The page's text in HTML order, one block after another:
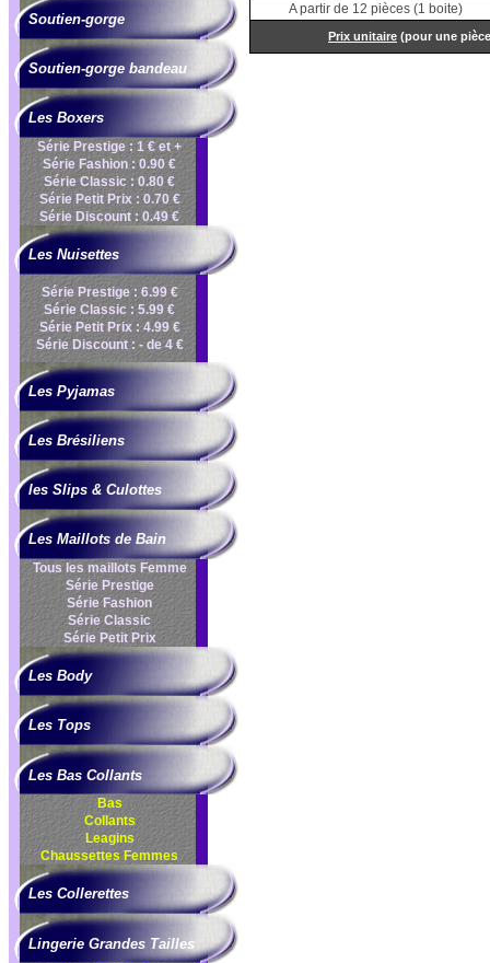
Soutien-gorge
Soutien-gorge bandeau
Les Boxers
Série Prestige : 1 € et +
Série Fashion : 0.90 €
Série Classic : 0.80 €
Série Petit Prix : 0.70 €
Série Discount : 0.49 €
Les Nuisettes
Série Prestige : 6.99 €
Série Classic : 5.99 €
Série Petit Prix : 4.99 €
Série Discount : - de 4 €
Les Pyjamas
Les Brésiliens
les Slips & Culottes
Les Maillots de Bain
Tous les maillots Femme
Série Prestige
Série Fashion
Série Classic
Série Petit Prix
Les Body
Les Tops
Les Bas Collants
Bas
Collants
Leagins
Chaussettes Femmes
Les Collerettes
Lingerie Grandes Tailles
A partir de 12 pièces (1 boite)
Prix unitaire (pour une